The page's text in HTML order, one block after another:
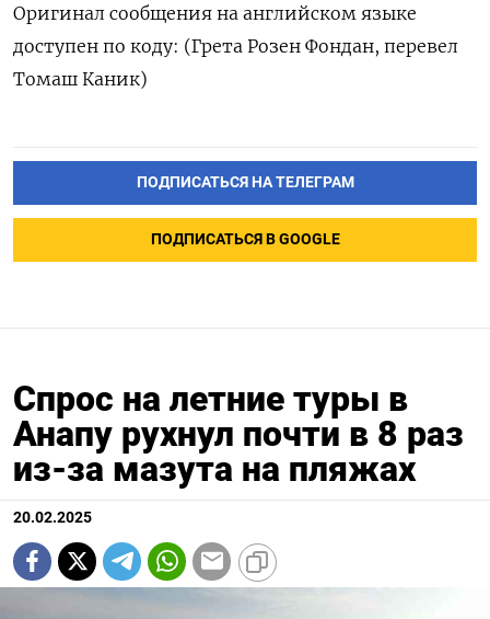
Оригинал сообщения на английском языке
доступен по коду: (Грета Розен Фондан, перевел
Томаш Каник)
ПОДПИСАТЬСЯ НА ТЕЛЕГРАМ
ПОДПИСАТЬСЯ В GOOGLE
Спрос на летние туры в
Анапу рухнул почти в 8 раз
из-за мазута на пляжах
20.02.2025